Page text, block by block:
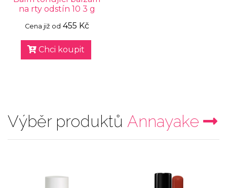
na rty odstín 10 3 g
Cena již od 455 Kč
Chci koupit
Výběr produktů Annayake